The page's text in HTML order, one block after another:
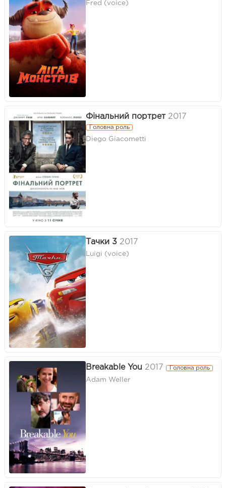
Fred (voice)
Фінальний портрет 2017
Головна роль
Diego Giacometti
Тачки 3 2017
Luigi (voice)
Breakable You 2017 Головна роль
Adam Weller